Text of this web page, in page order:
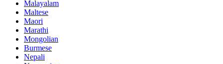
Malayalam
Maltese
Maori
Marathi
Mongolian
Burmese
Nepali